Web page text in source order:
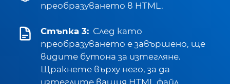
преобразуването в HTML.
Стъпка 3: След като
преобразуването е завършено, ще
видите бутона за изтегляне.
Щракнете върху него, за да
изтеглите вашия HTML файл.